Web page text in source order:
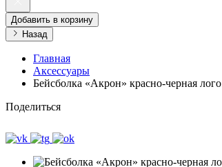
Добавить в корзину
Назад
Главная
Аксессуары
Бейсболка «Акрон» красно-черная лого
Поделиться